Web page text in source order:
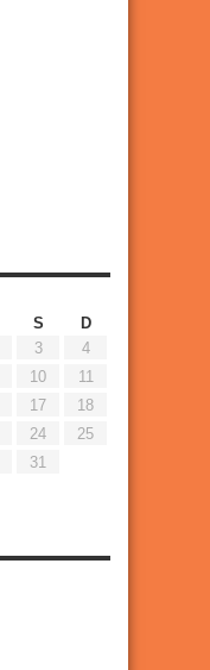
S
D
3
4
10
11
17
18
24
25
31